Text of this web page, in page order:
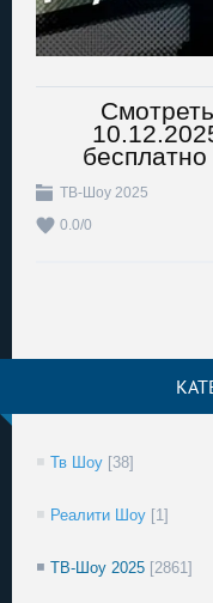
ТВ-Шоу 2025
0.0/0
Тв Шоу [38]
Реалити Шоу [1]
ТВ-Шоу 2025 [2861]